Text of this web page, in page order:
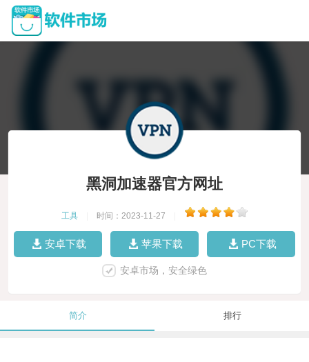
黑洞加速器官方网址
工具 时间：2023-11-27
安卓下载 苹果下载 PC下载
安卓市场，安全绿色
简介 排行